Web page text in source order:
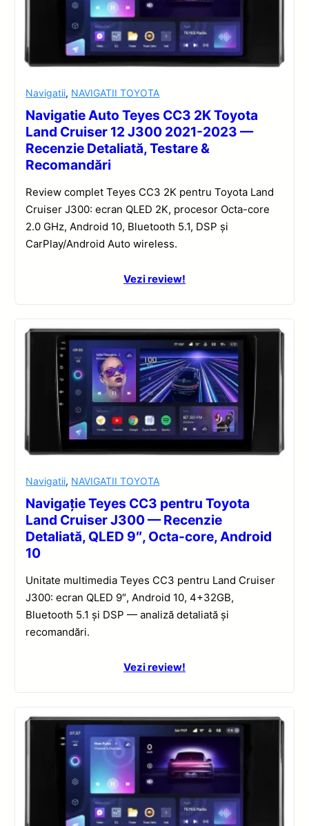
Navigatii, NAVIGATII TOYOTA
Navigatie Auto Teyes CC3 2K Toyota
Land Cruiser 12 J300 2021-2023 —
Recenzie Detaliată, Testare &
Recomandări
Review complet Teyes CC3 2K pentru Toyota Land
Cruiser J300: ecran QLED 2K, procesor Octa-core
2.0 GHz, Android 10, Bluetooth 5.1, DSP și
CarPlay/Android Auto wireless.
Vezi review!
Navigatii, NAVIGATII TOYOTA
Navigație Teyes CC3 pentru Toyota
Land Cruiser J300 — Recenzie
Detaliată, QLED 9″, Octa-core, Android
10
Unitate multimedia Teyes CC3 pentru Land Cruiser
J300: ecran QLED 9″, Android 10, 4+32GB,
Bluetooth 5.1 și DSP — analiză detaliată și
recomandări.
Vezi review!